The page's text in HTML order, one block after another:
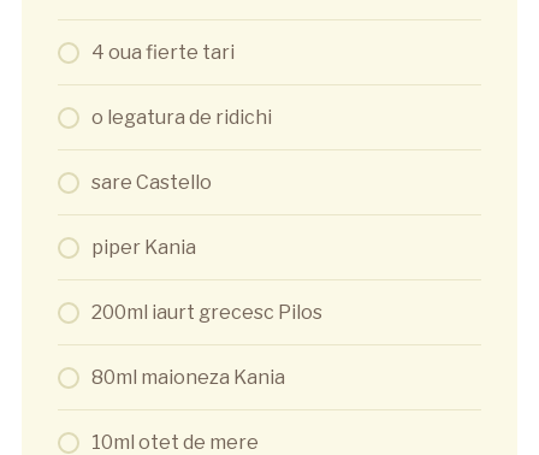
4 oua fierte tari
o legatura de ridichi
sare Castello
piper Kania
200ml iaurt grecesc Pilos
80ml maioneza Kania
10ml otet de mere